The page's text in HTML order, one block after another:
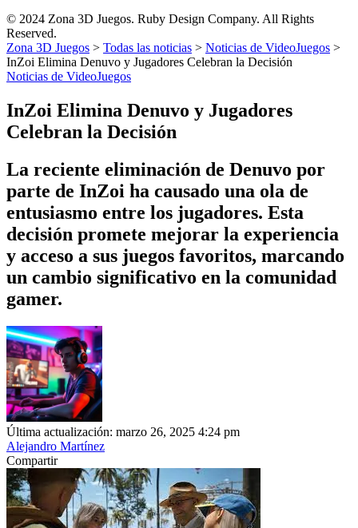
© 2024 Zona 3D Juegos. Ruby Design Company. All Rights
Reserved.
Zona 3D Juegos > Todas las noticias > Noticias de VideoJuegos >
InZoi Elimina Denuvo y Jugadores Celebran la Decisión
Noticias de VideoJuegos
InZoi Elimina Denuvo y Jugadores
Celebran la Decisión
La reciente eliminación de Denuvo por
parte de InZoi ha causado una ola de
entusiasmo entre los jugadores. Esta
decisión promete mejorar la experiencia
y acceso a sus juegos favoritos, marcando
un cambio significativo en la comunidad
gamer.
Última actualización: marzo 26, 2025 4:24 pm
Alejandro Martínez
Compartir